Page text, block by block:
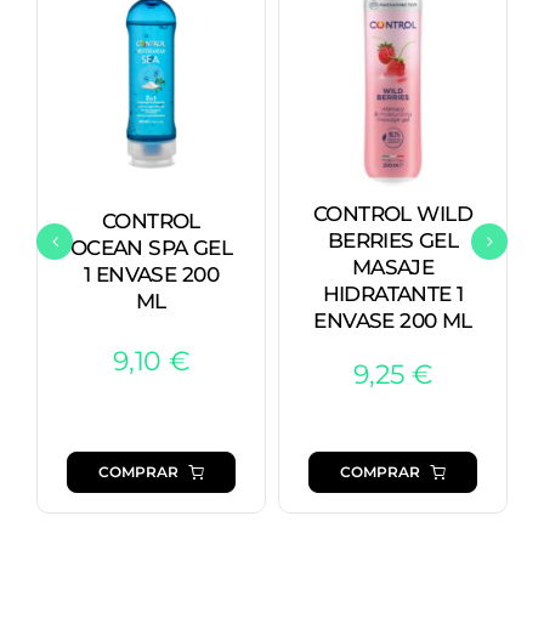
CONTROL
OCEAN SPA GEL
1 ENVASE 200
ML
9,10€
COMPRAR
CONTROL WILD
BERRIES GEL
MASAJE
HIDRATANTE 1
ENVASE 200 ML
9,25€
COMPRAR